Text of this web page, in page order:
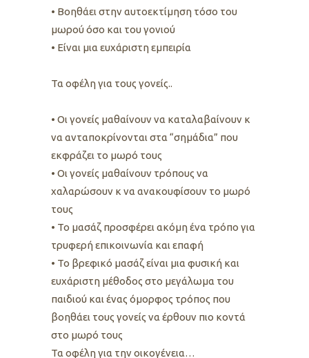
• Boηθάει στην αυτοεκτίμηση τόσο του
μωρού όσο και του γονιού
• Είναι μια ευχάριστη εμπειρία
Τα οφέλη για τους γονείς..
• Οι γονείς μαθαίνουν να καταλαβαίνουν κ
να ανταποκρίνονται στα “σημάδια” που
εκφράζει το μωρό τους
• Οι γονείς μαθαίνουν τρόπους να
χαλαρώσουν κ να ανακουφίσουν το μωρό
τους
• Το μασάζ προσφέρει ακόμη ένα τρόπο για
τρυφερή επικοινωνία και επαφή
• Το βρεφικό μασάζ είναι μια φυσική και
ευχάριστη μέθοδος στο μεγάλωμα του
παιδιού και ένας όμορφος τρόπος που
βοηθάει τους γονείς να έρθουν πιο κοντά
στο μωρό τους
Τα οφέλη για την οικογένεια…